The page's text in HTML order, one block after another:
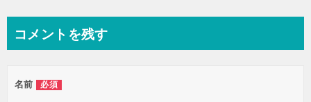
ビ
ー
コメントを残す
名前 必須